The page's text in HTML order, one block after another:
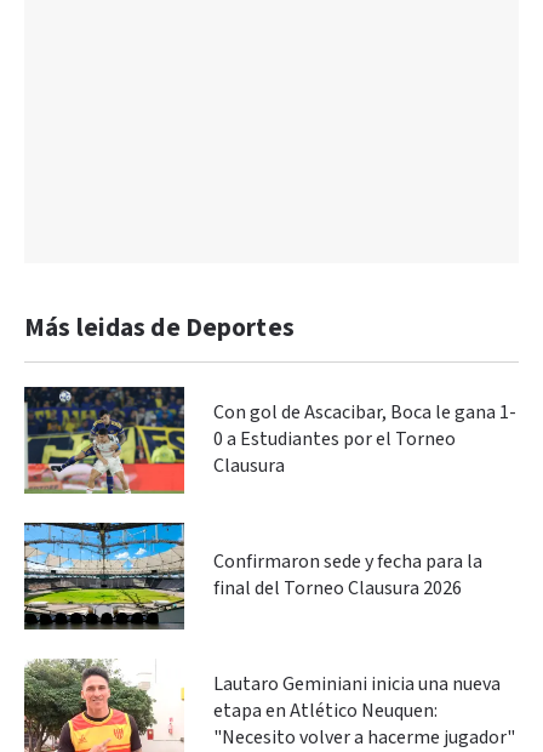
Más leidas de Deportes
Con gol de Ascacibar, Boca le gana 1-
0 a Estudiantes por el Torneo
Clausura
Confirmaron sede y fecha para la
final del Torneo Clausura 2026
Lautaro Geminiani inicia una nueva
etapa en Atlético Neuquen:
"Necesito volver a hacerme jugador"